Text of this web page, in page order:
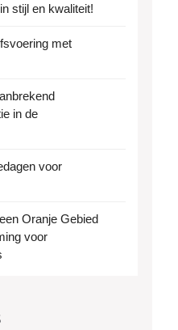
stijl en kwaliteit!
met
in de
voor
Oranje Gebied
voor